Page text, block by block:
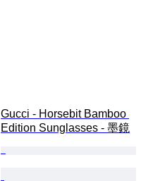
Gucci - Horsebit Bamboo
Edition Sunglasses - 墨鏡